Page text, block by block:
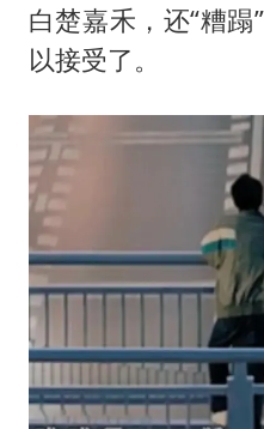
白楚嘉禾，还“糟
以接受了。